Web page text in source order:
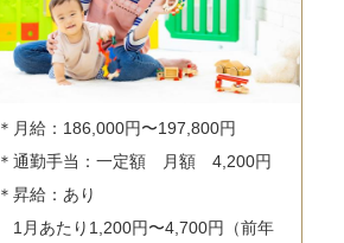
＊月給：186,000円〜197,800円
＊通勤手当：一定額　月額　4,200円
＊昇給：あり
1月あたり1,200円〜4,700円（前年